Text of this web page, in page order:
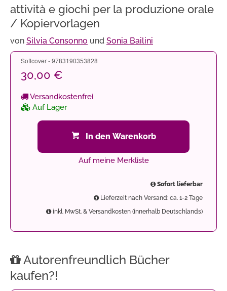
attività e giochi per la produzione orale
/ Kopiervorlagen
von Silvia Consonno und Sonia Bailini
Softcover - 9783190353828
30,00 €
Versandkostenfrei
Auf Lager
In den Warenkorb
Auf meine Merkliste
Sofort lieferbar
Lieferzeit nach Versand: ca. 1-2 Tage
inkl. MwSt. & Versandkosten (innerhalb Deutschlands)
Autorenfreundlich Bücher
kaufen?!